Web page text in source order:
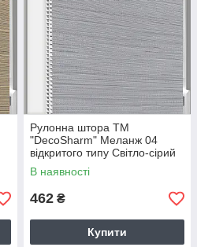
Рулонна штора ТМ
"DecoSharm" Меланж 04
відкритого типу Світло-сірий
В наявності
462 ₴
Купити